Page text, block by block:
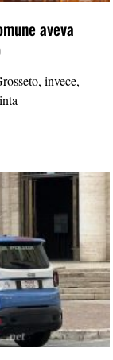
aveva
invece,